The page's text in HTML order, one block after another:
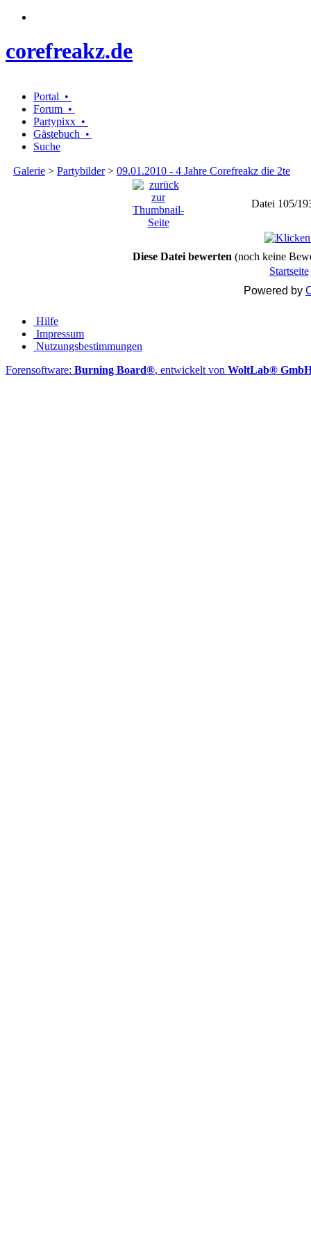
corefreakz.de
Portal •
Forum •
Partypixx •
Gästebuch •
Suche
Galerie > Partybilder> 09.01.2010 - 4 Jahre Corefreakz die 2te
Datei 105/
Diese Datei bewerten (noch keine
Startseite
Powered by
Hilfe
Impressum
Nutzungsbestimmungen
Forensoftware: Burning Board®, entwickelt von WoltLab®